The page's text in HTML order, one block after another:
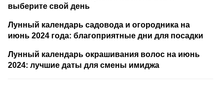
выберите свой день
Лунный календарь садовода и огородника на
июнь 2024 года: благоприятные дни для посадки
Лунный календарь окрашивания волос на июнь
2024: лучшие даты для смены имиджа